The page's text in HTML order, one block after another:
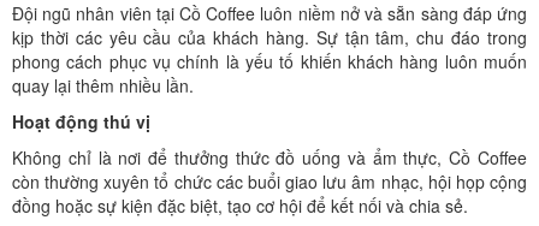
Đội ngũ nhân viên tại Cồ Coffee luôn niềm nở và sẵn sàng đáp ứng
kịp thời các yêu cầu của khách hàng. Sự tận tâm, chu đáo trong
phong cách phục vụ chính là yếu tố khiến khách hàng luôn muốn
quay lại thêm nhiều lần.
Hoạt động thú vị
Không chỉ là nơi để thưởng thức đồ uống và ẩm thực, Cồ Coffee
còn thường xuyên tổ chức các buổi giao lưu âm nhạc, hội họp cộng
đồng hoặc sự kiện đặc biệt, tạo cơ hội để kết nối và chia sẻ.